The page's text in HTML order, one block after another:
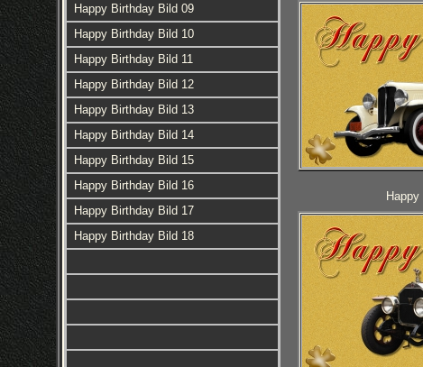
Happy Birthday Bild 09
Happy Birthday Bild 10
Happy Birthday Bild 11
Happy Birthday Bild 12
Happy Birthday Bild 13
Happy Birthday Bild 14
Happy Birthday Bild 15
Happy Birthday Bild 16
Happy Birthday Bild 17
Happy Birthday Bild 18